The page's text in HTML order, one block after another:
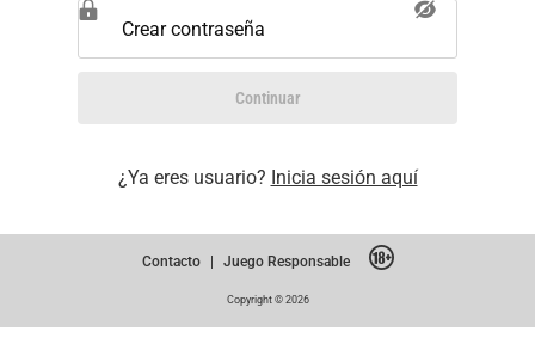
Crear contraseña
Continuar
¿Ya eres usuario? Inicia sesión aquí
Contacto | Juego Responsable
Copyright © 2026